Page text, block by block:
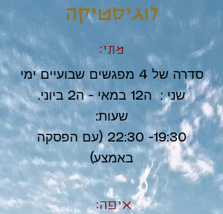
לוגיסטיקה
מתי:
סדרה של 4 מפגשים שבועיים ימי
שני : ה12 במאי - ה2 ביוני.
שעות:
19:30- 22:30 (עם הפסקה
באמצע)
איפה: